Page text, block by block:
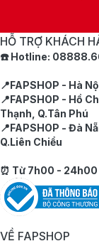
HỖ TRỢ KHÁCH
☎️ Hotline:
📍FAPSHOP - Hà
📍FAPSHOP - Hồ
Thạnh, Q.Tân Phú
📍FAPSHOP - Đà
Q.Liên Chiểu
⏰ Từ 7h00 -
VỀ FAPSHOP